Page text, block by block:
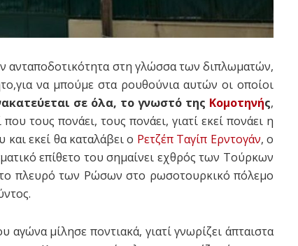
ανταποδοτικότητα στη γλώσσα των διπλωματών,
να μπούμε στα ρουθούνια αυτών οι οποίοι
σε όλα, το γνωστό της Κομοτηνής,
τους πονάει, τους πονάει, γιατί εκεί πονάει η
εκεί θα καταλάβει ο Ρετζέπ Ταγίπ Ερντογάν, ο
επίθετο του σημαίνει εχθρός των Τούρκων
πλευρό των Ρώσων στο ρωσοτουρκικό πόλεμο
μίλησε ποντιακά, γιατί γνωρίζει άπταιστα